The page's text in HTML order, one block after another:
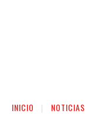
INICIO NOTICIAS